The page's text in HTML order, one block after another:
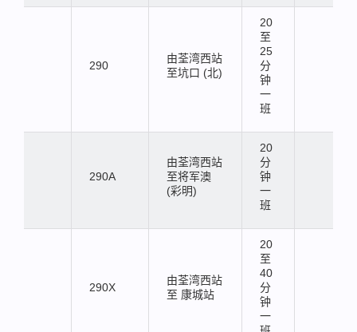
290
由荃湾西站
至坑口 (北)
20
至
25
分
钟
一
班
290A
由荃湾西站
至将军澳
(彩明)
20
分
钟
一
班
290X
由荃湾西站
至 康城站
20
至
40
分
钟
一